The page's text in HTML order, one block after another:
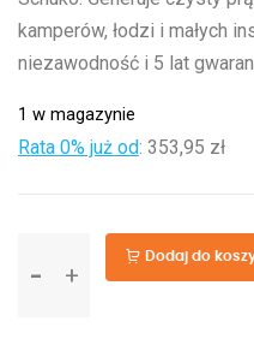
kamperów, łodzi i małych
niezawodność i 5 lat
1 w magazynie
Rata 0% już od: 353,95 zł
Phoenix
Dodaj do